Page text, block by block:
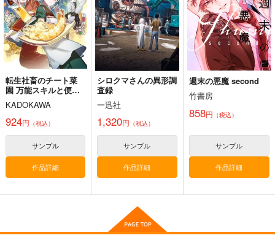
専売 2,178円（税込）
オリジナル
サンプル
カート
専売 3,144円（税込）
オリジナル
サンプル
カート
専売 2,750円（税込）
オリジナル
サンプル
カート
黒白のアヴェスター 2
通勤道中であの娘がぱ
まぐ太ノート16冊
転生社畜のチート菜
園 万能スキルと便利
な使い魔妖精を駆使し
てたら、気づけば大陸
一の生産拠点ができて
いた 5
KADOKAWA
924円 （税込）
サンプル
作品詳細
シロクマさんの異形調
査録
一迅社
1,320円 （税込）
サンプル
作品詳細
週末の悪魔 second
竹書房
858円 （税込）
サンプル
作品詳細